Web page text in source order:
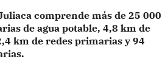
comprende más de 25 000
de agua potable, 4,8 km de
km de redes primarias y 94